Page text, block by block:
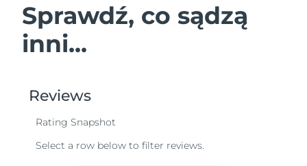
Sprawdź, co sądzą
inni...